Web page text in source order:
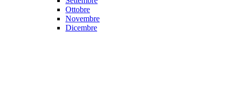
Ottobre
Novembre
Dicembre